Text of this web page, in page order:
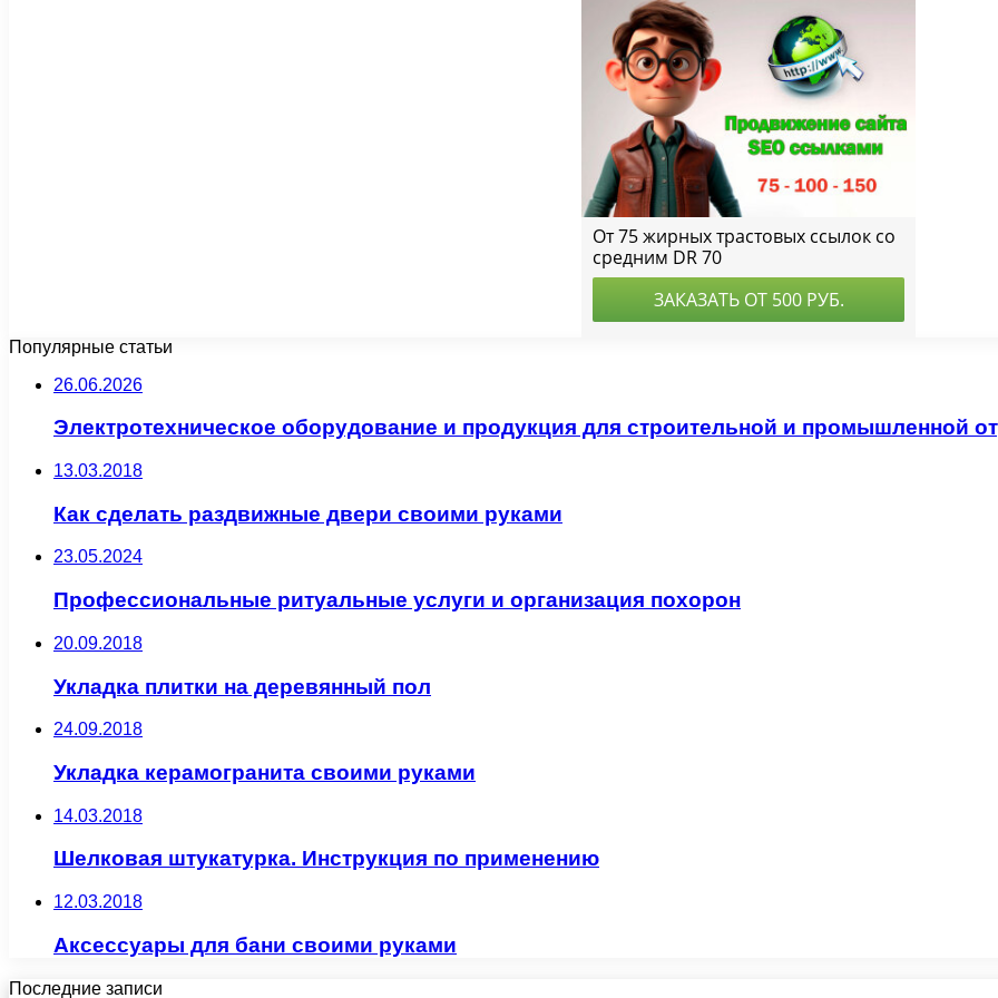
Популярные статьи
26.06.2026
Электротехническое оборудование и продукция для строительной и промышленной
13.03.2018
Как сделать раздвижные двери своими руками
23.05.2024
Профессиональные ритуальные услуги и организация похорон
20.09.2018
Укладка плитки на деревянный пол
24.09.2018
Укладка керамогранита своими руками
14.03.2018
Шелковая штукатурка. Инструкция по применению
12.03.2018
Аксессуары для бани своими руками
Последние записи